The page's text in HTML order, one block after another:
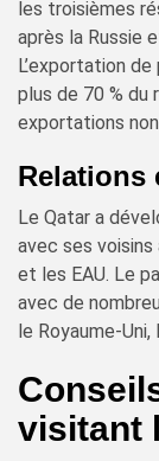
les troisièmes
après la Russie
L’exportation
plus de 70 % du
exportations
Relations
Le Qatar a
avec ses voisins
et les EAU. Le
avec de
le Royaume-
visitant